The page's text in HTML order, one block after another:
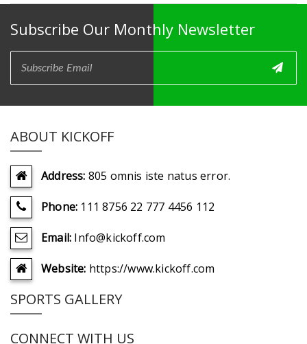
Subscribe Our Monthly Newsletter
ABOUT KICKOFF
Address: 805 omnis iste natus error.
Phone: 111 8756 22 777 4456 112
Email: Info@kickoff.com
Website: https://www.kickoff.com
SPORTS GALLERY
CONNECT WITH US